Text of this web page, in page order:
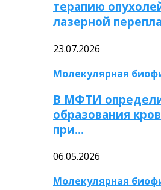
терапию
лазерной
23.07.2026
Молекулярная
В МФТИ
образования
при…
06.05.2026
Молекулярная